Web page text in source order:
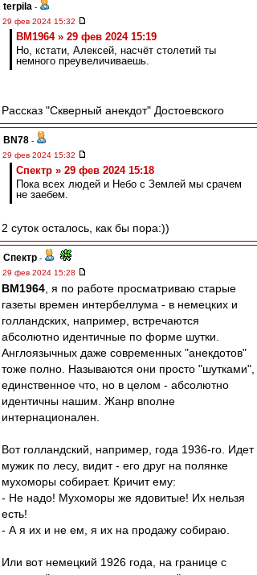
terpila -
29 фев 2024 15:32
BM1964 » 29 фев 2024 15:19
Но, кстати, Алексей, насчёт столетий ты
немного преувеличиваешь.
Рассказ "Скверный анекдот" Достоевского
BN78 -
29 фев 2024 15:32
Спектр » 29 фев 2024 15:18
Пока всех людей и Небо с Землей мы срачем
не заебем.
2 суток осталось, как бы пора:))
Спектр -
29 фев 2024 15:28
BM1964 , я по работе просматриваю старые
газеты времен интербеллума - в немецких и
голландских, например, встречаются
абсолютно идентичные по форме шутки.
Англоязычных даже современных "анекдотов"
тоже полно. Называются они просто "шутками",
единственное что, но в целом - абсолютно
идентичны нашим. Жанр вполне
интернационален.
Вот голландский, например, года 1936-го. Идет
мужик по лесу, видит - его друг на полянке
мухоморы собирает. Кричит ему:
- Не надо! Мухоморы же ядовитые! Их нельзя
есть!
- А я их и не ем, я их на продажу собираю.
Или вот немецкий 1926 года, на границе с